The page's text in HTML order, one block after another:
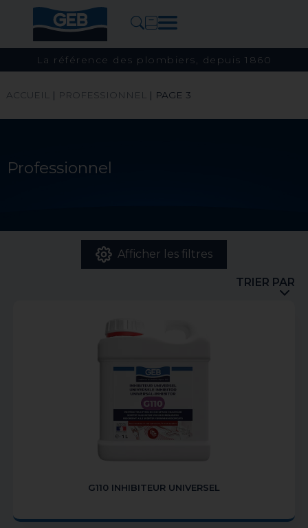
La référence des plombiers, depuis 1860
ACCUEIL | PROFESSIONNEL | PAGE 3
Professionnel
Afficher les filtres
TRIER PAR
G110 INHIBITEUR UNIVERSEL